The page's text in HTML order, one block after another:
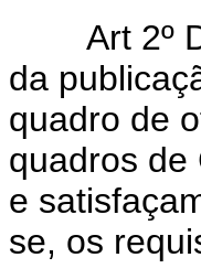
Art 2º
da
quadro de
quadros de
e
se, os